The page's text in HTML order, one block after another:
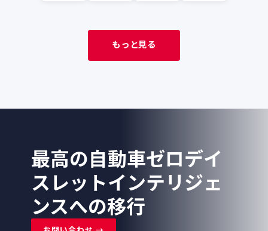
「攻
「遮
の独
性」
の点
と、
セキ
ムが
ポイ
を解
説し
ま
今、
署名
理・
実行
時保
護を
CISO・
週・
日・
もっと見る
最高の自動車ゼロデイ
スレットインテリジェ
ンスへの移行